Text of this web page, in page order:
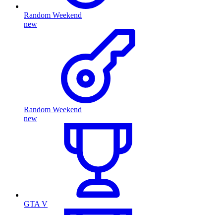
Random Weekend
new
Random Weekend
new
GTA V